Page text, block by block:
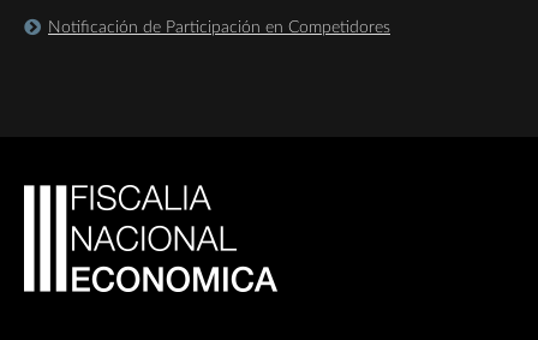
Notificación de Participación en Competidores